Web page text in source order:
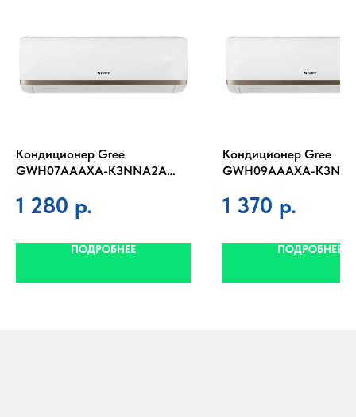
Кондиционер Gree
GWH07АААХА-K3NNA2A
1 280 р.
ПОДРОБНЕЕ
Кондиционер Gree
GWH09АААХА-
1 370 р.
ПОДРОБНЕЕ